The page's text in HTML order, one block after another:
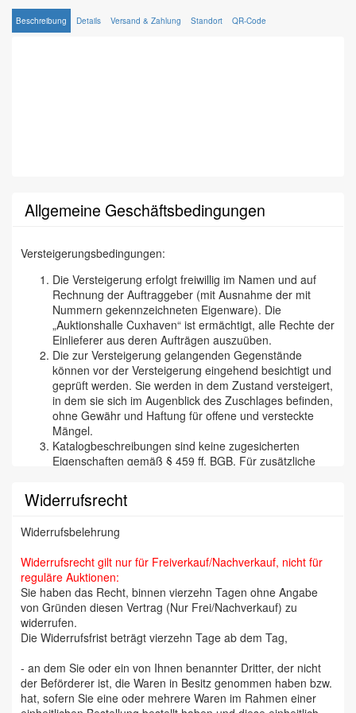
Beschreibung Details Versand & Zahlung Standort QR-Code
Allgemeine Geschäftsbedingungen
Versteigerungsbedingungen:
Die Versteigerung erfolgt freiwillig im Namen und auf
Rechnung der Auftraggeber (mit Ausnahme der mit
Nummern gekennzeichneten Eigenware). Die
„Auktionshalle Cuxhaven“ ist ermächtigt, alle Rechte der
Einlieferer aus deren Aufträgen auszuüben.
Die zur Versteigerung gelangenden Gegenstände
können vor der Versteigerung eingehend besichtigt und
geprüft werden. Sie werden in dem Zustand versteigert,
in dem sie sich im Augenblick des Zuschlages befinden,
ohne Gewähr und Haftung für offene und versteckte
Mängel.
Katalogbeschreibungen sind keine zugesicherten
Eigenschaften gemäß § 459 ff. BGB. Für zusätzliche
der „Cuxhavener Auktionshalle“ wird nicht gehaftet. Wir
versichern aber selbstverständlich, daß wir
Gewissen tätigen und jede begründete Reklamation
Zuschlag annullieren. Die Reklamation muß binnen 14
Tagen erfolgen, da wir auf eine zügige Abrechnung mit
unseren Einlieferern Wert legen (Orden, Militaria,
Münzen und Briefmarken sind aber von jeglicher
Rücknahme und Gewährleistung ausgenommen). Bei
Schmuck wird für Edelmetall-Gehalt und Echtheit der
Rückabwicklung erfolgt freiwillig und ohne rechtliche
Verpflichtung.
Der Versteigerer behält sich das Recht vor, Positionen
Widerrufsrecht
Widerrufsbelehrung
Widerrufsrecht gilt nur für Freiverkauf/Nachverkauf, nicht für
reguläre Auktionen:
Sie haben das Recht, binnen vierzehn Tagen ohne Angabe
von Gründen diesen Vertrag (Nur Frei/Nachverkauf) zu
widerrufen.
Die Widerrufsfrist beträgt vierzehn Tage ab dem Tag,
- an dem Sie oder ein von Ihnen benannter Dritter, der nicht
der Beförderer ist, die Waren in Besitz genommen haben bzw.
hat, sofern Sie eine oder mehrere Waren im Rahmen einer